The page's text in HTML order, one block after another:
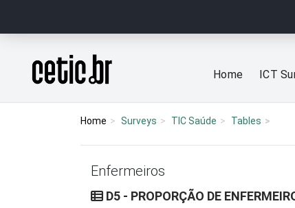
Página inicial
Home ICT
Home Surveys TIC Saúde Tables
Enfermeiros
D5 - PROPORÇÃO DE